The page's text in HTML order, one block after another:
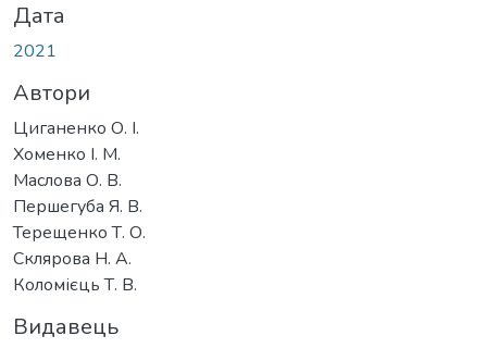
Дата
2021
Автори
Циганенко О. І.
Хоменко І. М.
Маслова О. В.
Першегуба Я. В.
Терещенко Т. О.
Склярова Н. А.
Коломієць Т. В.
Видавець